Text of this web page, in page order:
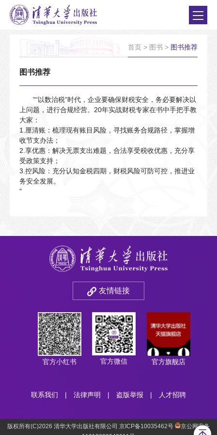
首页 > 图书 > 图书推荐
图书推荐
"“以数治税”时代，企业要确保财税安全，务必要解决以
上问题，进行合规经营。20年实战财税专家在书中手把手教
大家：
1.厘清账：梳理现有账目风险，寻找账务合规路径，掌握增
收节支办法；
2.享优惠：解决无票支出难题，合法享受税收优惠，充分享
受政策支持；
3.控风险：充分认知金税四期，财税风险可防可控，推进业
务安全发展。
"
友情链接
官方小红书 官方微信 官方旗舰店
联系我们 | 法律声明 | 盗版举报 | 人才招聘
版权所有(C)2026 清华大学出版社有限公司 京ICP备10035462号
京公网安备